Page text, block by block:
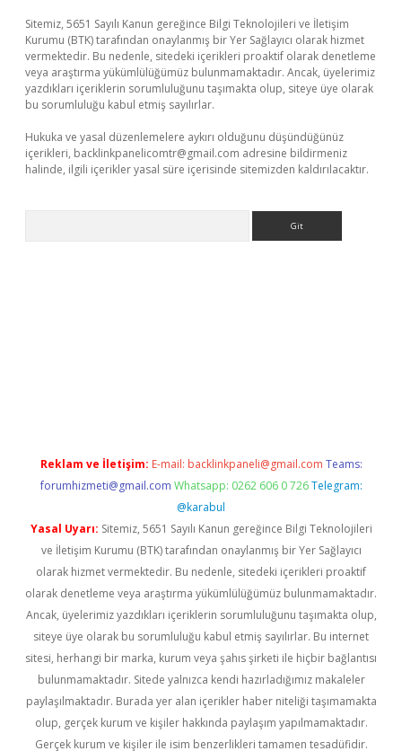
Sitemiz, 5651 Sayılı Kanun gereğince Bilgi Teknolojileri ve İletişim
Kurumu (BTK) tarafından onaylanmış bir Yer Sağlayıcı olarak hizmet
vermektedir. Bu nedenle, sitedeki içerikleri proaktif olarak denetleme
veya araştırma yükümlülüğümüz bulunmamaktadır. Ancak, üyelerimiz
yazdıkları içeriklerin sorumluluğunu taşımakta olup, siteye üye olarak
bu sorumluluğu kabul etmiş sayılırlar.
Hukuka ve yasal düzenlemelere aykırı olduğunu düşündüğünüz
içerikleri, backlinkpanelicomtr@gmail.com adresine bildirmeniz
halinde, ilgili içerikler yasal süre içerisinde sitemizden kaldırılacaktır.
Reklam ve İletişim: E-mail: backlinkpaneli@gmail.com Teams:
forumhizmeti@gmail.com Whatsapp: 0262 606 0 726 Telegram:
@karabul
Yasal Uyarı: Sitemiz, 5651 Sayılı Kanun gereğince Bilgi Teknolojileri
ve İletişim Kurumu (BTK) tarafından onaylanmış bir Yer Sağlayıcı
olarak hizmet vermektedir. Bu nedenle, sitedeki içerikleri proaktif
olarak denetleme veya araştırma yükümlülüğümüz bulunmamaktadır.
Ancak, üyelerimiz yazdıkları içeriklerin sorumluluğunu taşımakta olup,
siteye üye olarak bu sorumluluğu kabul etmiş sayılırlar. Bu internet
sitesi, herhangi bir marka, kurum veya şahıs şirketi ile hiçbir bağlantısı
bulunmamaktadır. Sitede yalnızca kendi hazırladığımız makaleler
paylaşılmaktadır. Burada yer alan içerikler haber niteliği taşımamakta
olup, gerçek kurum ve kişiler hakkında paylaşım yapılmamaktadır.
Gerçek kurum ve kişiler ile isim benzerlikleri tamamen tesadüfidir.